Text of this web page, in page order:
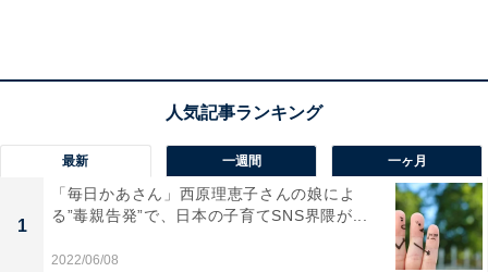
最新 一週間 一ヶ月
1
「毎日かあさん」西原理恵子さんの娘によ
る”毒親告発”で、日本の子育てSNS界隈が...
2022/06/08